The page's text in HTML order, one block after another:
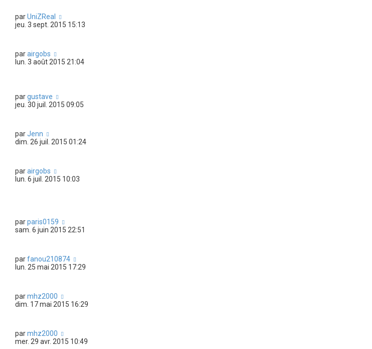
parUniZReal
jeu. 3 sept. 2015 15:13
parairgobs
lun. 3 août 2015 21:04
pargustave
jeu. 30 juil. 2015 09:05
parJenn
dim. 26 juil. 2015 01:24
parairgobs
lun. 6 juil. 2015 10:03
parparis0159
sam. 6 juin 2015 22:51
parfanou210874
lun. 25 mai 2015 17:29
parmhz2000
dim. 17 mai 2015 16:29
parmhz2000
mer. 29 avr. 2015 10:49